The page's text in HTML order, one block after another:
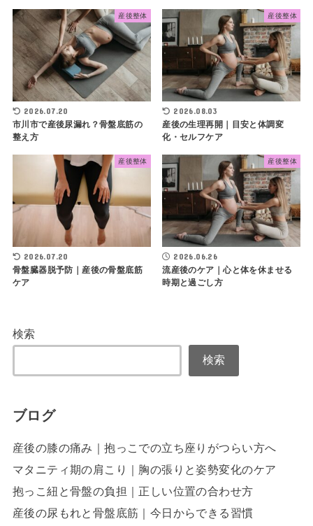
産後整体
2026.07.20
市川市で産後尿漏れ？骨盤底筋の
整え方
産後整体
2026.08.03
産後の生理再開｜目安と体調変
化・セルフケア
産後整体
2026.07.20
骨盤臓器脱予防｜産後の骨盤底筋
ケア
産後整体
2026.06.26
流産後のケア｜心と体を休ませる
時期と過ごし方
検索
検索
ブログ
産後の膝の痛み｜抱っこでの立ち座りがつらい方へ
マタニティ期の肩こり｜胸の張りと姿勢変化のケア
抱っこ紐と骨盤の負担｜正しい位置の合わせ方
産後の尿もれと骨盤底筋｜今日からできる習慣